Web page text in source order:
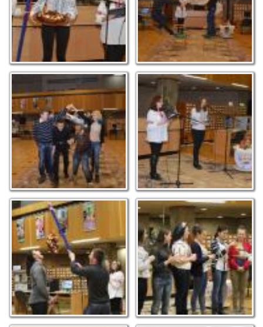
«Струмочок» об’єднав
пари
Нагадуємо традиції
Вкуси калиту – стань
щасливим
Святкове ворожіння